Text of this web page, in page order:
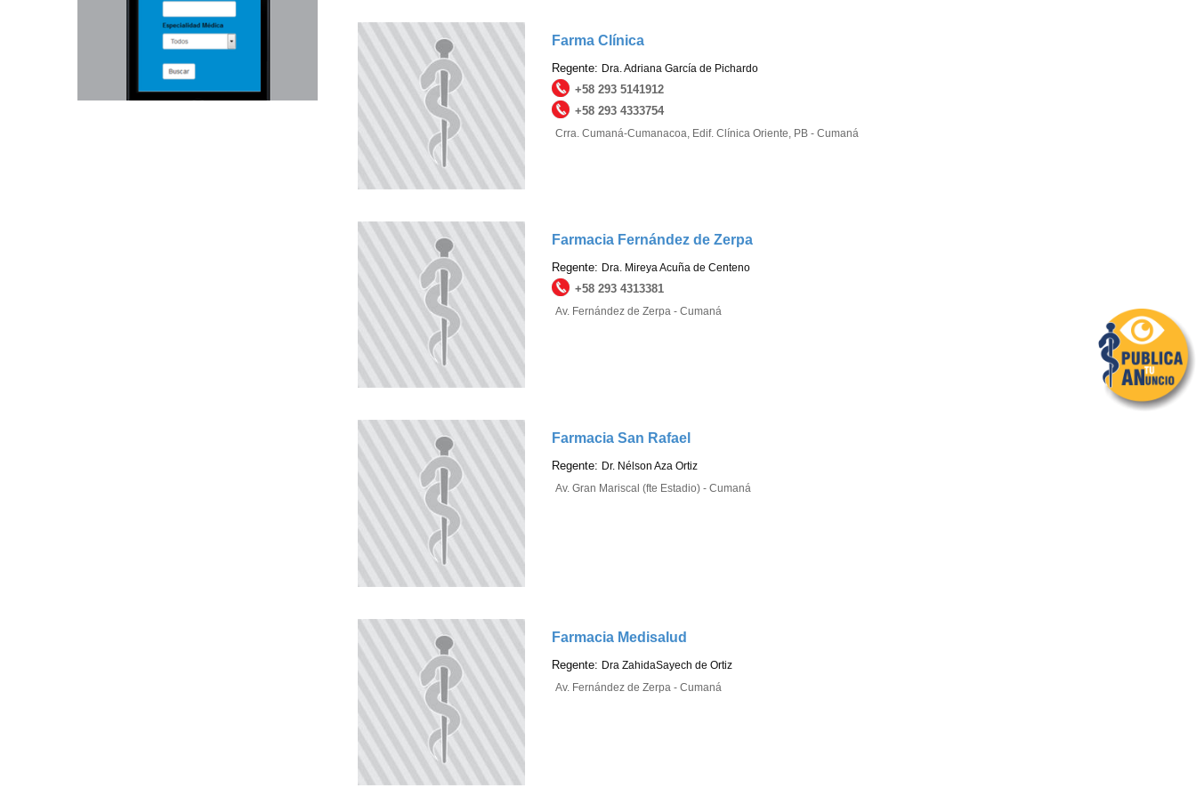
Farma Clínica
Regente: Dra. Adriana García de Pichardo
+58 293 5141912
+58 293 4333754
Crra. Cumaná-Cumanacoa, Edif. Clínica Oriente, PB - Cumaná
Farmacia Fernández de Zerpa
Regente: Dra. Mireya Acuña de Centeno
+58 293 4313381
Av. Fernández de Zerpa - Cumaná
Farmacia San Rafael
Regente: Dr. Nélson Aza Ortiz
Av. Gran Mariscal (fte Estadio) - Cumaná
Farmacia Medisalud
Regente: Dra ZahidaSayech de Ortiz
Av. Fernández de Zerpa - Cumaná